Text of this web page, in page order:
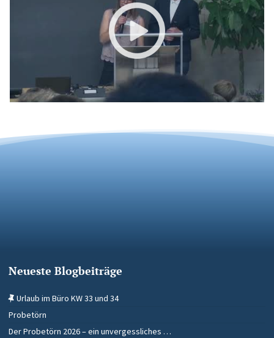
Neueste Blogbeiträge
Urlaub im Büro KW 33 und 34
Probetörn
Der Probetörn 2026 – ein unvergessliches …